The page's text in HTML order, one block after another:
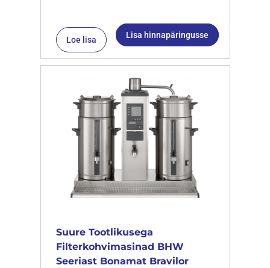
Loe lisa Lisa hinnapäringusse
Suure Tootlikusega
Filterkohvimasinad BHW
Seeriast Bonamat Bravilor